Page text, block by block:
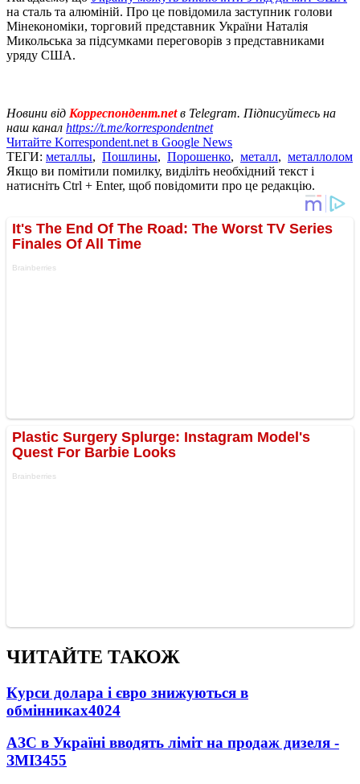
на сталь та алюміній. Про це повідомила заступник голови
Мінекономіки, торговий представник України Наталія
Микольська за підсумками переговорів з представниками
уряду США.
Новини від Корреспондент.netв Telegram. Підписуйтесь на
наш канал https://t.me/korrespondentnet
Читайте Korrespondent.net в Google News
ТЕГИ: металлы, Пошлины, Порошенко, металл, металлолом
Якщо ви помітили помилку, виділіть необхідний текст і
натисніть Ctrl + Enter, щоб повідомити про це редакцію.
ЧИТАЙТЕ ТАКОЖ
Курси долара і євро знижуються в
обмінниках4024
АЗС в Україні вводять ліміт на продаж дизеля -
ЗМІ3455